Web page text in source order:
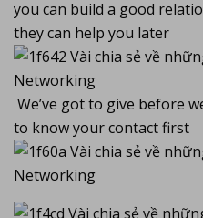
you can build a good
they can help you later
We’ve got to give before
to know your contact first